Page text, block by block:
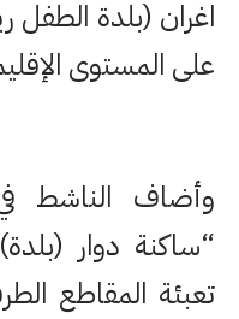
اغران (بلدة الطفل
على المستوى
وأضاف الناشط
“ساكنة دوار
تعبئة المقاطع